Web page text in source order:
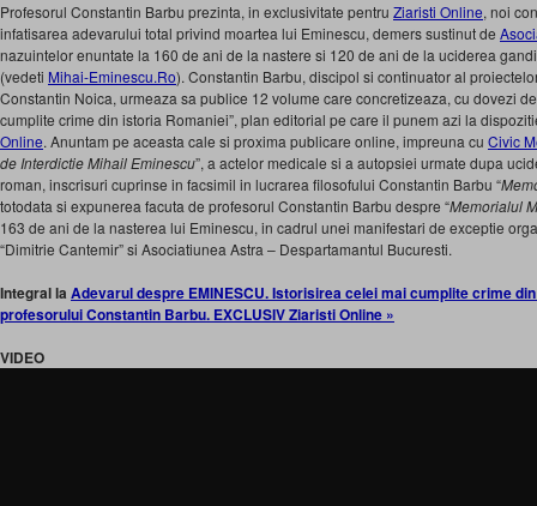
Profesorul Constantin Barbu prezinta, in exclusivitate pentru Ziaristi Online, noi
infatisarea adevarului total privind moartea lui Eminescu, demers sustinut de
nazuintelor enuntate la 160 de ani de la nastere si 120 de ani de la uciderea
(vedeti Mihai-Eminescu.Ro). Constantin Barbu, discipol si continuator al
Constantin Noica, urmeaza sa publice 12 volume care concretizeaza, cu dovezi
cumplite crime din istoria Romaniei”, plan editorial pe care il punem azi la
Online. Anuntam pe aceasta cale si proxima publicare online, impreuna cu Civic
de Interdictie Mihail Eminescu”, a actelor medicale si a autopsiei urmate dupa
roman, inscrisuri cuprinse in facsimil in lucrarea filosofului Constantin Barbu “
totodata si expunerea facuta de profesorul Constantin Barbu despre “Memorialul
163 de ani de la nasterea lui Eminescu, in cadrul unei manifestari de exceptie
“Dimitrie Cantemir” si Asociatiunea Astra – Despartamantul Bucuresti.
Integral la Adevarul despre EMINESCU. Istorisirea celei mai cumplite crime
profesorului Constantin Barbu. EXCLUSIV Ziaristi Online »
VIDEO